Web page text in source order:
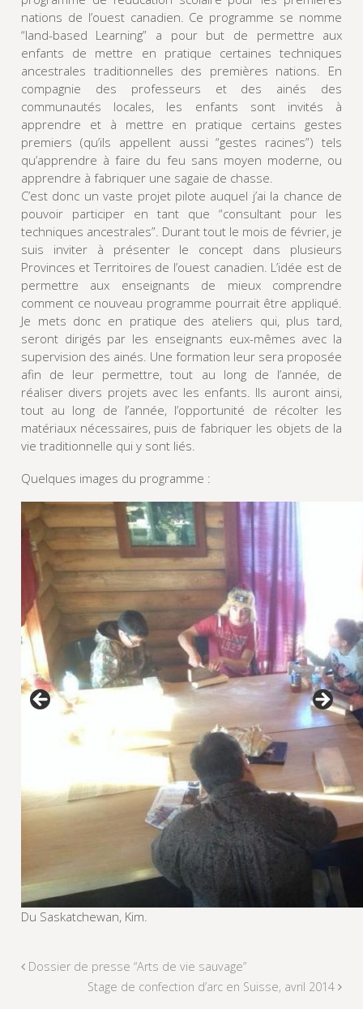
nations de l’ouest canadien. Ce programme se nomme
“land-based Learning” a pour but de permettre aux
enfants de mettre en pratique certaines techniques
ancestrales traditionnelles des premières nations. En
compagnie des professeurs et des ainés des
communautés locales, les enfants sont invités à
apprendre et à mettre en pratique certains gestes
premiers (qu’ils appellent aussi “gestes racines”) tels
qu’apprendre à faire du feu sans moyen moderne, ou
apprendre à fabriquer une sagaie de chasse.
C’est donc un vaste projet pilote auquel j’ai la chance de
pouvoir participer en tant que “consultant pour les
techniques ancestrales”. Durant tout le mois de février, je
suis inviter à présenter le concept dans plusieurs
Provinces et Territoires de l’ouest canadien. L’idée est de
permettre aux enseignants de mieux comprendre
comment ce nouveau programme pourrait être appliqué.
Je mets donc en pratique des ateliers qui, plus tard,
seront dirigés par les enseignants eux-mêmes avec la
supervision des ainés. Une formation leur sera proposée
afin de leur permettre, tout au long de l’année, de
réaliser divers projets avec les enfants. Ils auront ainsi,
tout au long de l’année, l’opportunité de récolter les
matériaux nécessaires, puis de fabriquer les objets de la
vie traditionnelle qui y sont liés.
Quelques images du programme :
Du Saskatchewan, Kim.
Dossier de presse “Arts de vie sauvage”
Stage de confection d’arc en Suisse, avril 2014